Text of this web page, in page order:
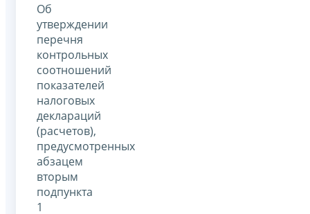
Об
утверждении
перечня
контрольных
соотношений
показателей
налоговых
деклараций
(расчетов),
предусмотренных
абзацем
вторым
подпункта
1